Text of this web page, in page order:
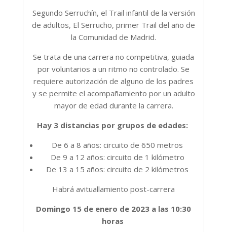
Segundo Serruchín, el Trail infantil de la versión
de adultos, El Serrucho, primer Trail del año de
la Comunidad de Madrid.
Se trata de una carrera no competitiva, guiada
por voluntarios a un ritmo no controlado. Se
requiere autorización de alguno de los padres
y se permite el acompañamiento por un adulto
mayor de edad durante la carrera.
Hay 3 distancias por grupos de edades:
De 6 a 8 años: circuito de 650 metros
De 9 a 12 años: circuito de 1 kilómetro
De 13 a 15 años: circuito de 2 kilómetros
Habrá avituallamiento post-carrera
Domingo 15 de enero de 2023 a las 10:30
horas